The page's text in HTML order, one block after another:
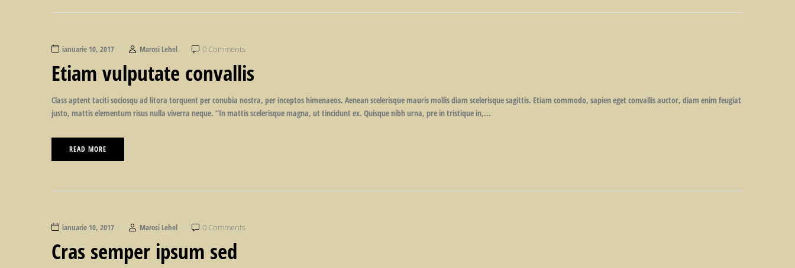
ianuarie 10, 2017 Marosi Lehel 0 Comments
Etiam vulputate convallis
Class aptent taciti sociosqu ad litora torquent per conubia nostra, per inceptos himenaeos. Aenean scelerisque mauris mollis diam scelerisque sagittis. Etiam commodo, sapien eget convallis auctor, diam enim feugiat
justo, mattis elementum risus nulla viverra neque. “In mattis scelerisque magna, ut tincidunt ex. Quisque nibh urna, pre in tristique in,...
READ MORE
ianuarie 10, 2017 Marosi Lehel 0 Comments
Cras semper ipsum sed